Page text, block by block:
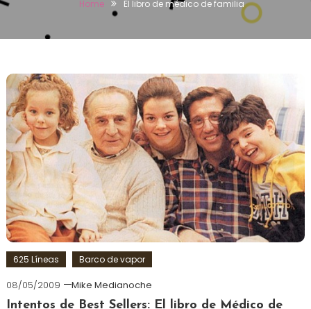
Home El libro de médico de familia
625 Líneas Barco de vapor
08/05/2009
Mike Medianoche
Intentos de Best Sellers: El libro de Médico de